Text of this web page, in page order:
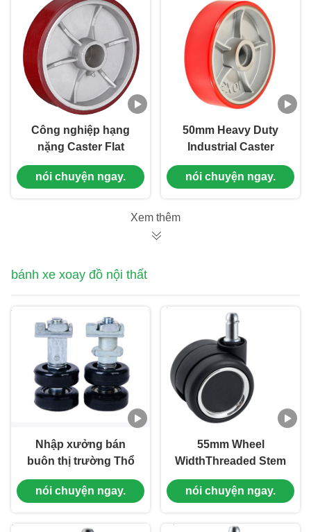
Công nghiệp hạng
nặng Caster Flat
Round Pu Wheels
Cast Iron Core Whee
nói chuyện ngay.
50mm Heavy Duty
Industrial Caster
PALLET TRUCK
STEERING WHEEL
nói chuyện ngay.
Xem thêm
bánh xe xoay đồ nội thất
Nhập xưởng bán
buôn thị trường Thổ
Nhĩ Kỳ Châu Phi T608
Đường trượt bánh xe
Steel Axle Smooth
nói chuyện ngay.
55mm Wheel
WidthThreaded Stem
Caster Wheels Light
Duty Small Wheels Đồ
phòng
nói chuyện ngay.